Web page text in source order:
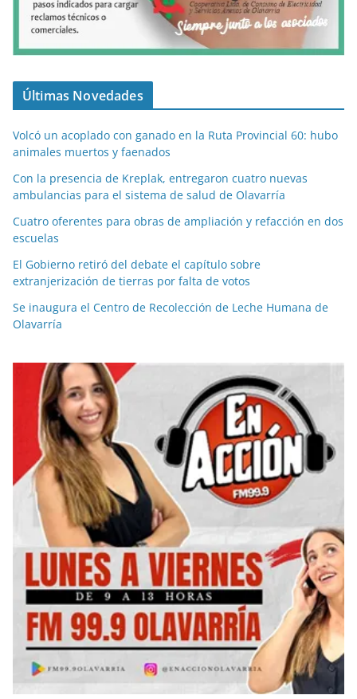
Últimas Novedades
Volcó un acoplado con ganado en la Ruta Provincial 60: hubo
animales muertos y faenados
Con la presencia de Kreplak, entregaron cuatro nuevas
ambulancias para el sistema de salud de Olavarría
Cuatro oferentes para obras de ampliación y refacción en dos
escuelas
El Gobierno retiró del debate el capítulo sobre
extranjerización de tierras por falta de votos
Se inaugura el Centro de Recolección de Leche Humana de
Olavarría